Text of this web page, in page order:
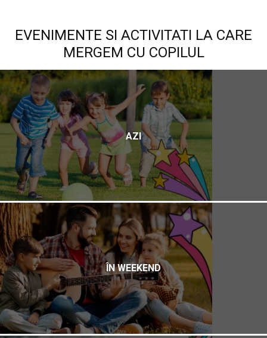
EVENIMENTE SI ACTIVITATI LA CARE
MERGEM CU COPILUL
AZI
ÎN WEEKEND